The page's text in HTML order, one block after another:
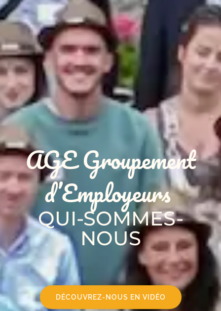
AGE Groupement
d’Employeurs
QUI-SOMMES-
NOUS
DÉCOUVREZ-NOUS EN VIDÉO